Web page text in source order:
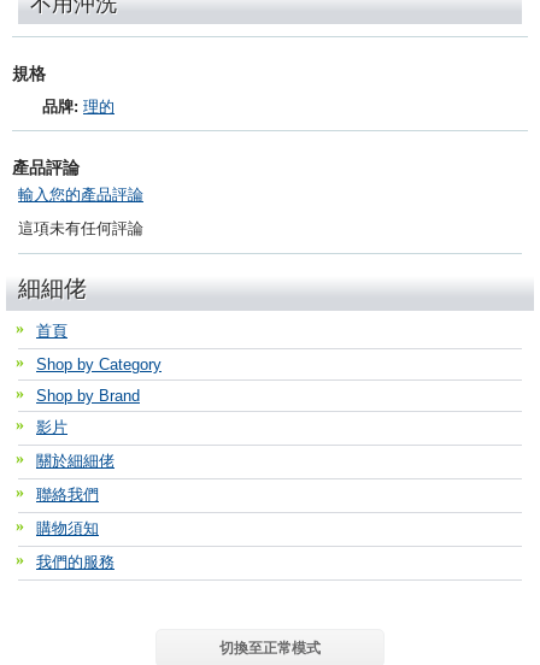
規格
品牌: 理的
產品評論
輸入您的產品評論
這項未有任何評論
細細佬
首頁
Shop by Category
Shop by Brand
影片
關於細細佬
聯絡我們
購物須知
我們的服務
切換至正常模式